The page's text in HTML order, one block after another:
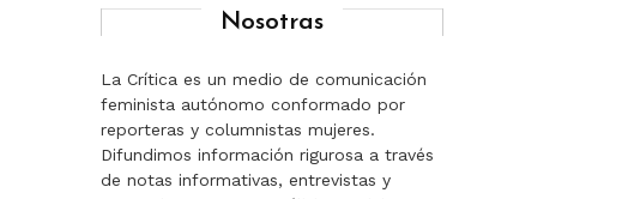
Nosotras
La Crítica es un medio de comunicación
feminista autónomo conformado por
reporteras y columnistas mujeres.
Difundimos información rigurosa a través
de notas informativas, entrevistas y